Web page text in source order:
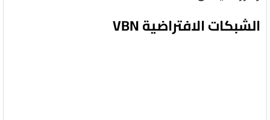
الشبكات الافتراضية VBN